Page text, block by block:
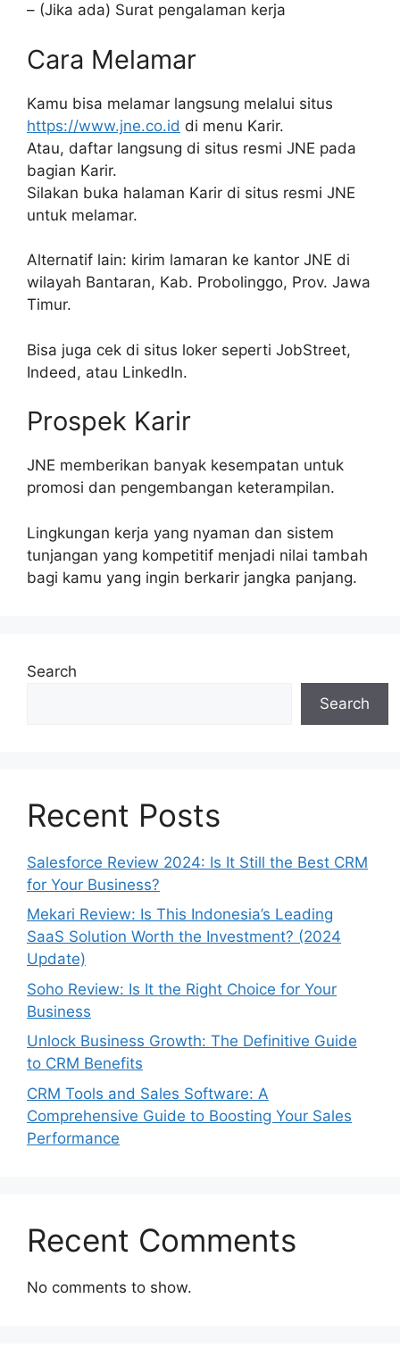
– (Jika ada) Surat pengalaman kerja
Cara Melamar
Kamu bisa melamar langsung melalui situs
https://www.jne.co.id di menu Karir.
Atau, daftar langsung di situs resmi JNE pada
bagian Karir.
Silakan buka halaman Karir di situs resmi JNE
untuk melamar.
Alternatif lain: kirim lamaran ke kantor JNE di
wilayah Bantaran, Kab. Probolinggo, Prov. Jawa
Timur.
Bisa juga cek di situs loker seperti JobStreet,
Indeed, atau LinkedIn.
Prospek Karir
JNE memberikan banyak kesempatan untuk
promosi dan pengembangan keterampilan.
Lingkungan kerja yang nyaman dan sistem
tunjangan yang kompetitif menjadi nilai tambah
bagi kamu yang ingin berkarir jangka panjang.
Search
Search
Recent Posts
Salesforce Review 2024: Is It Still the Best CRM
for Your Business?
Mekari Review: Is This Indonesia’s Leading
SaaS Solution Worth the Investment? (2024
Update)
Soho Review: Is It the Right Choice for Your
Business
Unlock Business Growth: The Definitive Guide
to CRM Benefits
CRM Tools and Sales Software: A
Comprehensive Guide to Boosting Your Sales
Performance
Recent Comments
No comments to show.